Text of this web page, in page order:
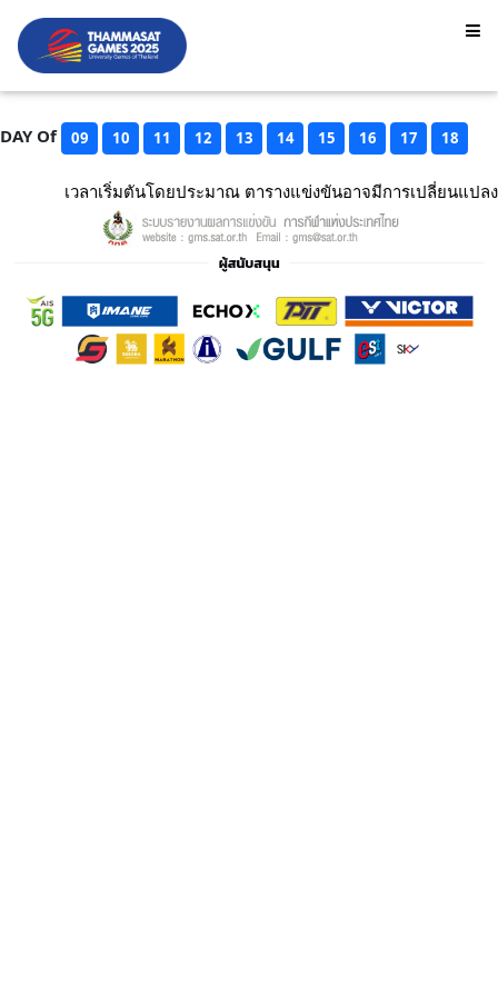
DAY Of 09 10 11 12 13 14 15 16 17 18
เวลาเริ่มตันโดยประมาณ ตารางแข่งขันอาจมีการเปลี่ยนแปลง